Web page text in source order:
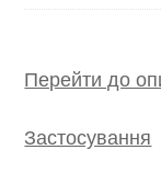
Перейти до
Застосування